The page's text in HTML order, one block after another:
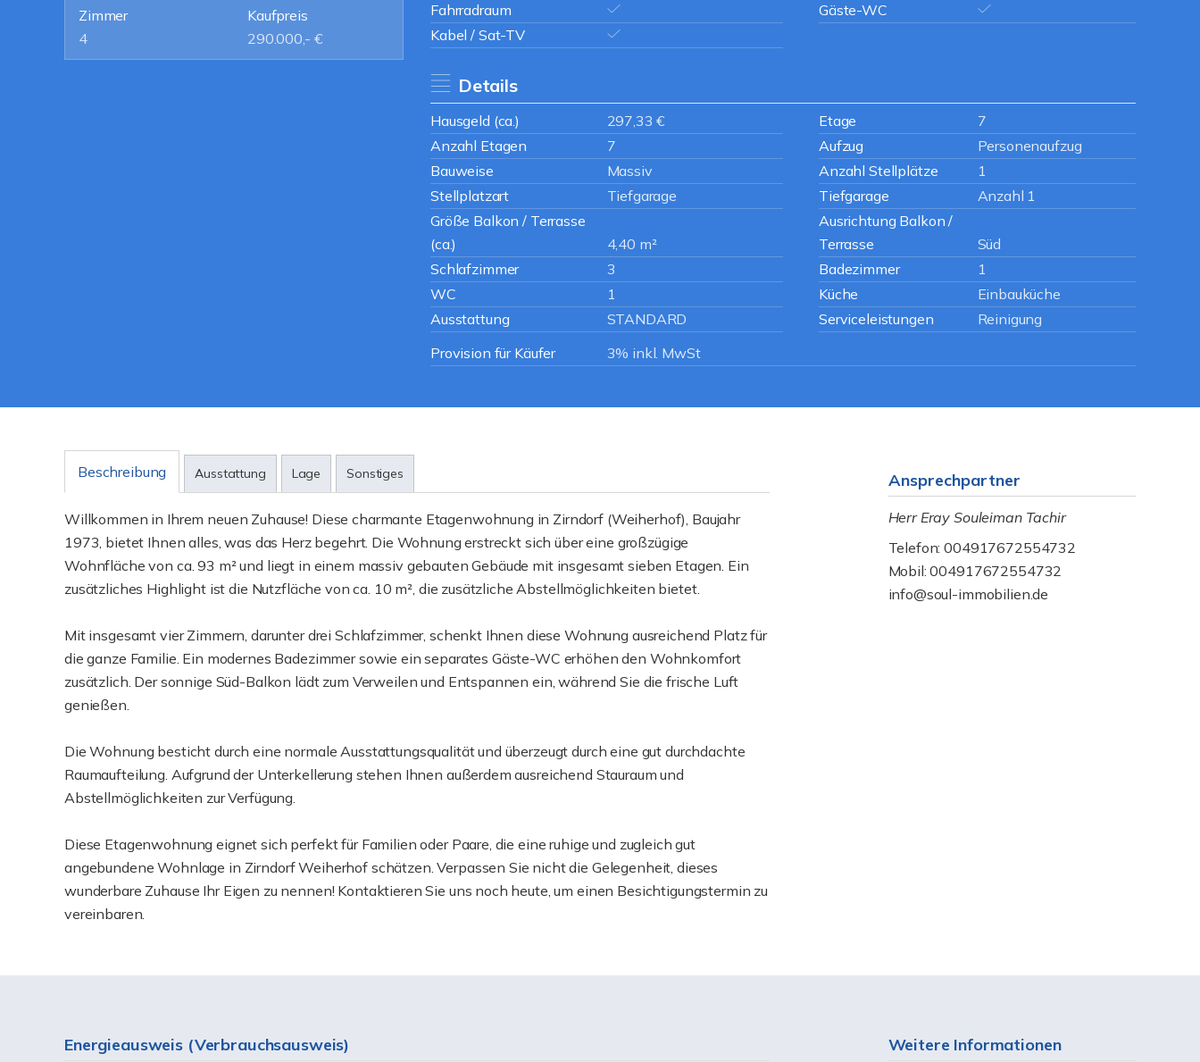
Zimmer
4
Kaufpreis
290.000,- €
Fahrradraum
Gäste-WC
Kabel / Sat-TV
Details
Hausgeld (ca.) 297,33 € Etage
7
Anzahl Etagen
7 Aufzug
Personenaufzug
Bauweise
Massiv Anzahl Stellplätze
1
Stellplatzart
Tiefgarage Tiefgarage
Anzahl 1
Größe Balkon / Terrasse
(ca.)
4,40 m²
Ausrichtung Balkon /
Terrasse
Süd
Schlafzimmer
3 Badezimmer
1
WC
1 Küche
Einbauküche
Ausstattung
STANDARD Serviceleistungen
Reinigung
Provision für Käufer
3% inkl. MwSt
Beschreibung Ausstattung Lage Sonstiges
Willkommen in Ihrem neuen Zuhause! Diese charmante Etagenwohnung in Zirndorf (Weiherhof), Baujahr
1973, bietet Ihnen alles, was das Herz begehrt. Die Wohnung erstreckt sich über eine großzügige
Wohnfläche von ca. 93 m² und liegt in einem massiv gebauten Gebäude mit insgesamt sieben Etagen. Ein
zusätzliches Highlight ist die Nutzfläche von ca. 10 m², die zusätzliche Abstellmöglichkeiten bietet.
Mit insgesamt vier Zimmern, darunter drei Schlafzimmer, schenkt Ihnen diese Wohnung ausreichend Platz für
die ganze Familie. Ein modernes Badezimmer sowie ein separates Gäste-WC erhöhen den Wohnkomfort
zusätzlich. Der sonnige Süd-Balkon lädt zum Verweilen und Entspannen ein, während Sie die frische Luft
genießen.
Die Wohnung besticht durch eine normale Ausstattungsqualität und überzeugt durch eine gut durchdachte
Raumaufteilung. Aufgrund der Unterkellerung stehen Ihnen außerdem ausreichend Stauraum und
Abstellmöglichkeiten zur Verfügung.
Diese Etagenwohnung eignet sich perfekt für Familien oder Paare, die eine ruhige und zugleich gut
angebundene Wohnlage in Zirndorf Weiherhof schätzen. Verpassen Sie nicht die Gelegenheit, dieses
wunderbare Zuhause Ihr Eigen zu nennen! Kontaktieren Sie uns noch heute, um einen Besichtigungstermin zu
vereinbaren.
Ansprechpartner
Herr Eray Souleiman Tachir
Telefon: 004917672554732
Mobil: 004917672554732
info@soul-immobilien.de
Energieausweis (Verbrauchsausweis) Weitere Informationen